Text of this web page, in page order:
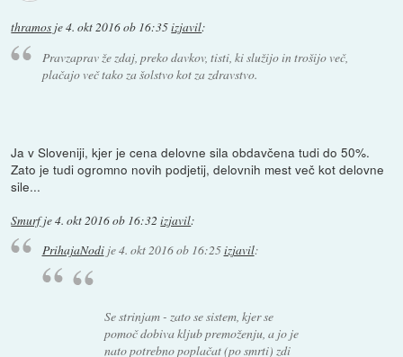
thramos je4. okt 2016 ob 16:35izjavil:
Pravzaprav že zdaj, preko davkov, tisti, ki služijo in trošijo več,
plačajo več tako za šolstvo kot za zdravstvo.
Ja v Sloveniji, kjer je cena delovne sila obdavčena tudi do 50%.
Zato je tudi ogromno novih podjetij, delovnih mest več kot delovne
sile...
Smurfje4. okt 2016 ob 16:32 izjavil:
PrihajaNodije4. okt 2016 ob 16:25izjavil:
Se strinjam - zato se sistem, kjer se
pomoč dobiva kljub premoženju, a jo je
nato potrebno poplačat (po smrti) zdi